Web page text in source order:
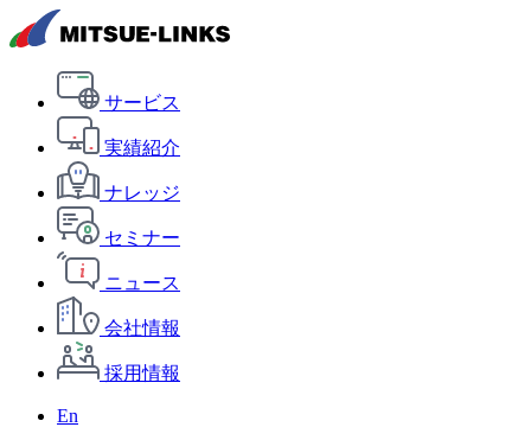
サービス
実績紹介
ナレッジ
セミナー
ニュース
会社情報
採用情報
En